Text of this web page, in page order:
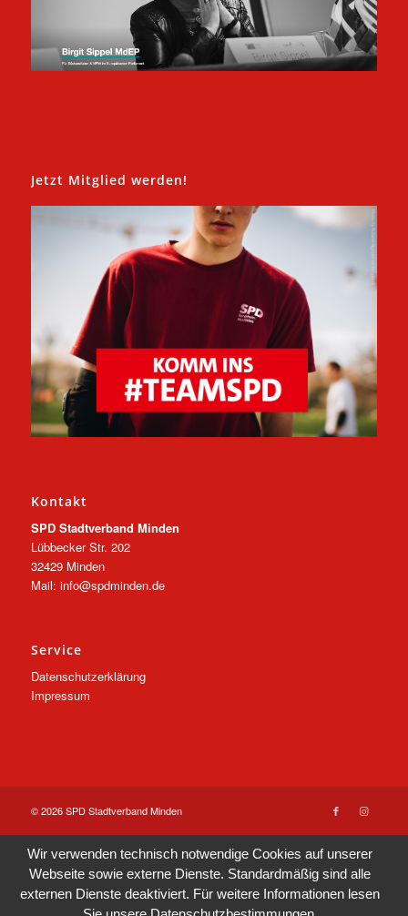
Jetzt Mitglied werden!
Kontakt
SPD Stadtverband Minden
Lübbecker Str. 202
32429 Minden
Mail: info@spdminden.de
Service
Datenschutzerklärung
Impressum
© 2026 SPD Stadtverband Minden
Wir verwenden technisch notwendige Cookies auf unserer
Webseite sowie externe Dienste. Standardmäßig sind alle
externen Dienste deaktiviert. Für weitere Informationen lesen